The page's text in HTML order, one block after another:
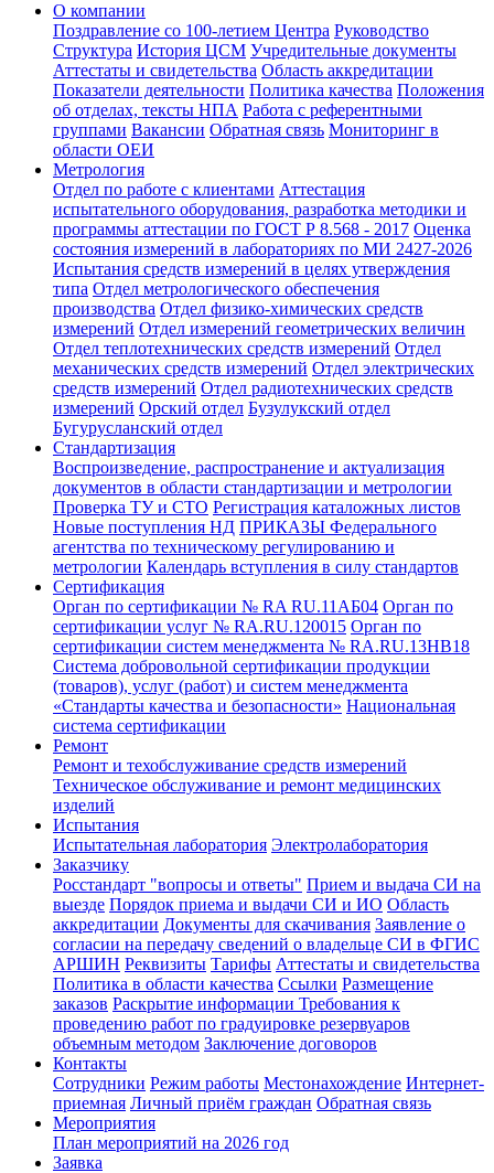
О компании
Поздравление со 100-летием Центра Руководство
Структура История ЦСМ Учредительные документы
Аттестаты и свидетельства Область аккредитации
Показатели деятельности Политика качества Положения
об отделах, тексты НПА Работа с референтными
группами Вакансии Обратная связь Мониторинг в
области ОЕИ
Метрология
Отдел по работе с клиентами Аттестация
испытательного оборудования, разработка методики и
программы аттестации по ГОСТ Р 8.568 - 2017 Оценка
состояния измерений в лабораториях по МИ 2427-2026
Испытания средств измерений в целях утверждения
типа Отдел метрологического обеспечения
производства Отдел физико-химических средств
измерений Отдел измерений геометрических величин
Отдел теплотехнических средств измерений Отдел
механических средств измерений Отдел электрических
средств измерений Отдел радиотехнических средств
измерений Орский отдел Бузулукский отдел
Бугурусланский отдел
Стандартизация
Воспроизведение, распространение и актуализация
документов в области стандартизации и метрологии
Проверка ТУ и СТО Регистрация каталожных листов
Новые поступления НД ПРИКАЗЫ Федерального
агентства по техническому регулированию и
метрологии Календарь вступления в силу стандартов
Сертификация
Орган по сертификации № RA RU.11АБ04 Орган по
сертификации услуг № RA.RU.120015 Орган по
сертификации систем менеджмента № RA.RU.13HB18
Система добровольной сертификации продукции
(товаров), услуг (работ) и систем менеджмента
«Стандарты качества и безопасности» Национальная
система сертификации
Ремонт
Ремонт и техобслуживание средств измерений
Техническое обслуживание и ремонт медицинских
изделий
Испытания
Испытательная лаборатория Электролаборатория
Заказчику
Росстандарт "вопросы и ответы" Прием и выдача СИ на
выезде Порядок приема и выдачи СИ и ИО Область
аккредитации Документы для скачивания Заявление о
согласии на передачу сведений о владельце СИ в ФГИС
АРШИН Реквизиты Тарифы Аттестаты и свидетельства
Политика в области качества Ссылки Размещение
заказов Раскрытие информации Требования к
проведению работ по градуировке резервуаров
объемным методом Заключение договоров
Контакты
Сотрудники Режим работы Местонахождение Интернет-
приемная Личный приём граждан Обратная связь
Мероприятия
План мероприятий на 2026 год
Заявка